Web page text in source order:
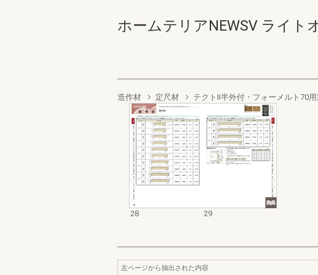
ホームテリアNEWSV ライト
造作材 定尺材 テクトII半外付・フォーメルト70
28 29
左ページから抽出された内容